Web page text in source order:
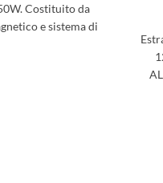
Costituito da
e sistema di